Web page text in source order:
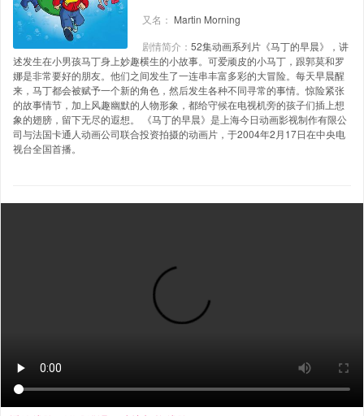
又名： Martin Morning
剧情简介：52集动画系列片《马丁的早晨》，讲
述发生在小男孩马丁身上妙趣横生的小故事。可爱顽皮的小马丁，跟郭莫和罗
娜是非常要好的朋友。他们之间发生了一连串丰富多彩的大冒险。每天早晨醒
来，马丁都会被赋予一个新的角色，然后发生各种不同寻常的事情。惊险紧张
的故事情节，加上风趣幽默的人物形象，都给守候在电视机旁的孩子们插上想
象的翅膀，留下无尽的遐想。 《马丁的早晨》是上海今日动画影视制作有限公
司与法国卡通人动画公司联合投资拍摄的动画片，于2004年2月17日在中央电
视台全国首播。